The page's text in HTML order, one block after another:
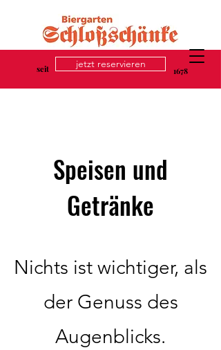
seit 1678
jetzt reservieren
Speisen und
Getränke
Nichts ist wichtiger, als
der Genuss des
Augenblicks.